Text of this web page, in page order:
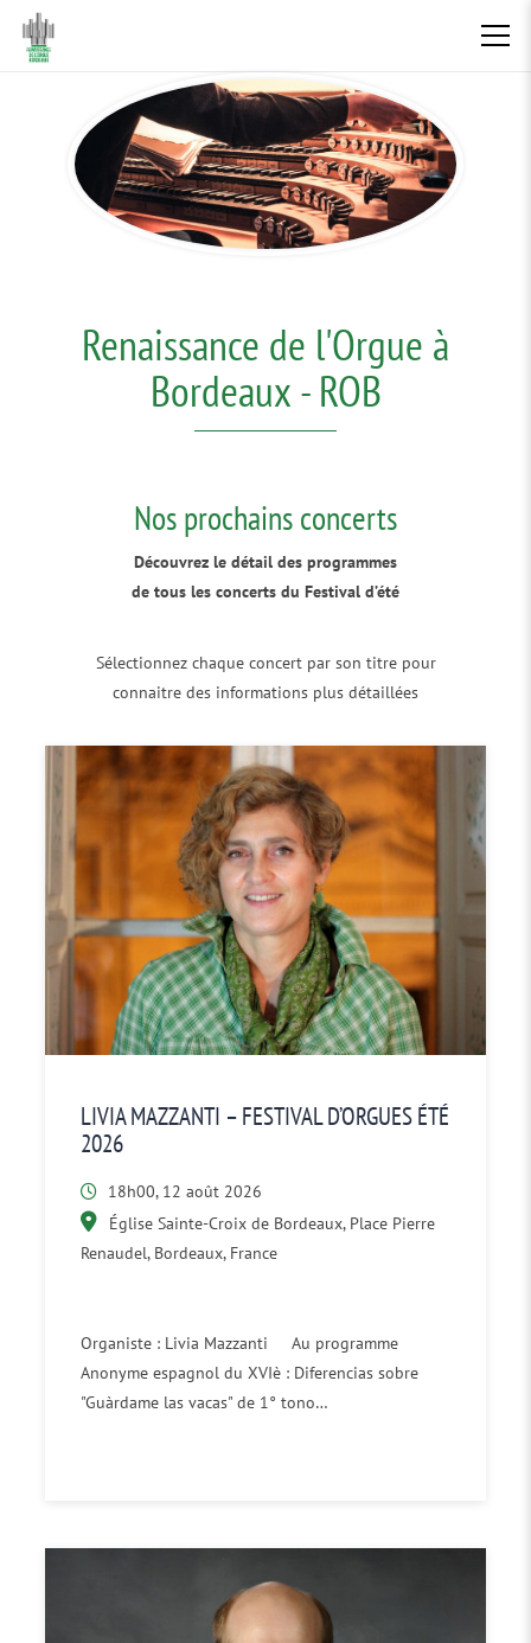
Renaissance de l'Orgue à
Bordeaux - ROB
Nos prochains concerts
Découvrez le détail des programmes
de tous les concerts du Festival d’été
Sélectionnez chaque concert par son titre pour
connaitre des informations plus détaillées
LIVIA MAZZANTI – FESTIVAL D’ORGUES ÉTÉ
2026
18h00, 12 août 2026
Église Sainte-Croix de Bordeaux, Place Pierre
Renaudel, Bordeaux, France
Organiste : Livia Mazzanti Au programme
Anonyme espagnol du XVIè : Diferencias sobre
"Guàrdame las vacas" de 1° tono…